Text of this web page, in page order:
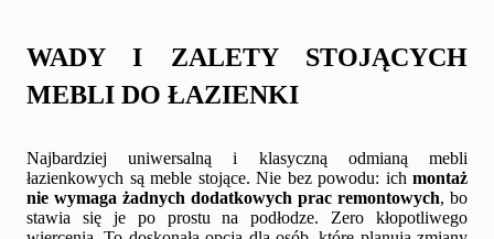
WADY I ZALETY STOJĄCYCH
MEBLI DO ŁAZIENKI
Najbardziej uniwersalną i klasyczną odmianą mebli
łazienkowych są meble stojące. Nie bez powodu: ich montaż
nie wymaga żadnych dodatkowych prac remontowych, bo
stawia się je po prostu na podłodze. Zero kłopotliwego